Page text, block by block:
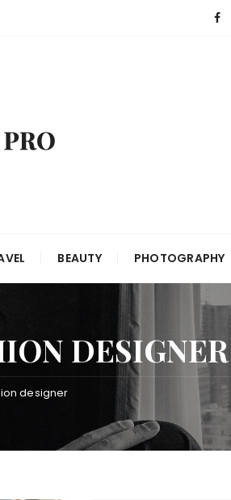
BEAUTY PHOTOGRAPHY
DESIGNER
designer